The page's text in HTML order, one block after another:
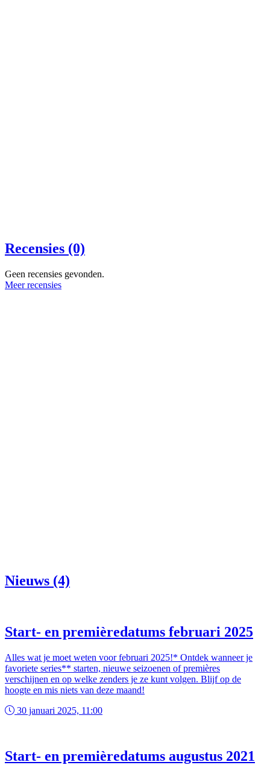
Recensies (0)
Geen recensies gevonden.
Meer recensies
Nieuws (4)
Start- en premièredatums februari 2025
Alles wat je moet weten voor februari 2025!* Ontdek wanneer je
favoriete series** starten, nieuwe seizoenen of premières
verschijnen en op welke zenders je ze kunt volgen. Blijf op de
hoogte en mis niets van deze maand!
30 januari 2025, 11:00
Start- en premièredatums augustus 2021